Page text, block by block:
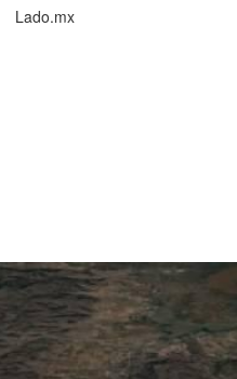
Lado.mx